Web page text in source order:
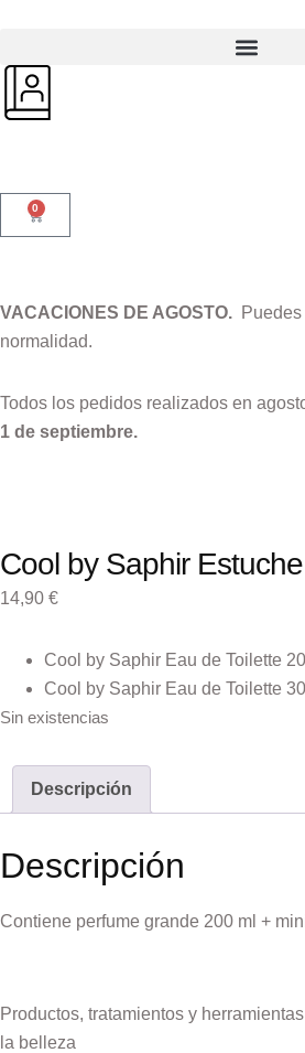
0
VACACIONES DE AGOSTO.
normalidad.
Todos los pedidos realizados en
1 de septiembre.
Cool by Saphir Estuche
14,90 €
Cool by Saphir Eau de Toilette
Cool by Saphir Eau de Toilette
Sin existencias
Descripción
Descripción
Contiene perfume grande 200 ml +
Productos, tratamientos y
la belleza